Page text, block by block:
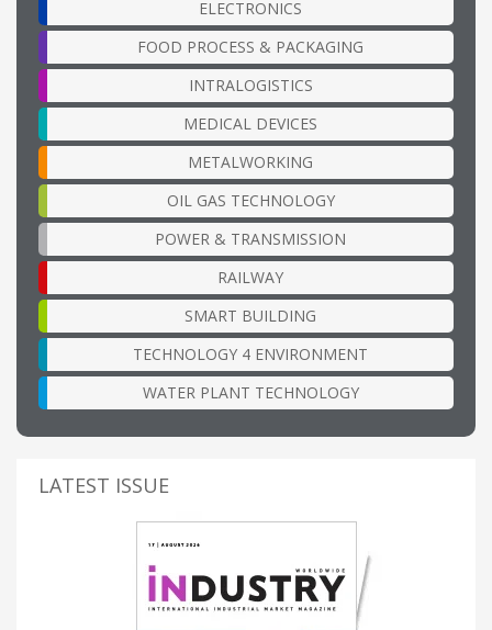
ELECTRONICS
FOOD PROCESS & PACKAGING
INTRALOGISTICS
MEDICAL DEVICES
METALWORKING
OIL GAS TECHNOLOGY
POWER & TRANSMISSION
RAILWAY
SMART BUILDING
TECHNOLOGY 4 ENVIRONMENT
WATER PLANT TECHNOLOGY
LATEST ISSUE